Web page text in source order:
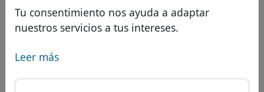
Tu consentimiento nos ayuda a adaptar
nuestros servicios a tus intereses.
Leer más
Dominios asiáticos
Dominios europeos
Dominios de Oriente Medio
Dominios norteamericanos
Descuentos
Transferir
Servicios
Protección de ID
Alojamiento DNS
WHOIS